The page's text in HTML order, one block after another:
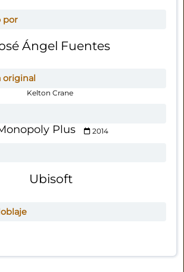
por
Ángel Fuentes
Kelton Crane
Plus 2014
Ubisoft